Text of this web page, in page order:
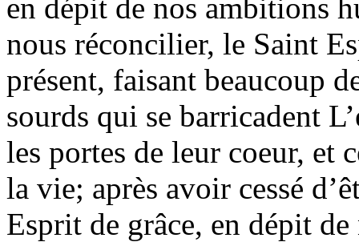
en dépit de nos ambitions
nous réconcilier, le Saint
présent, faisant beaucoup
sourds qui se barricadent
les portes de leur coeur, et
la vie; après avoir cessé
Esprit de grâce, en dépit